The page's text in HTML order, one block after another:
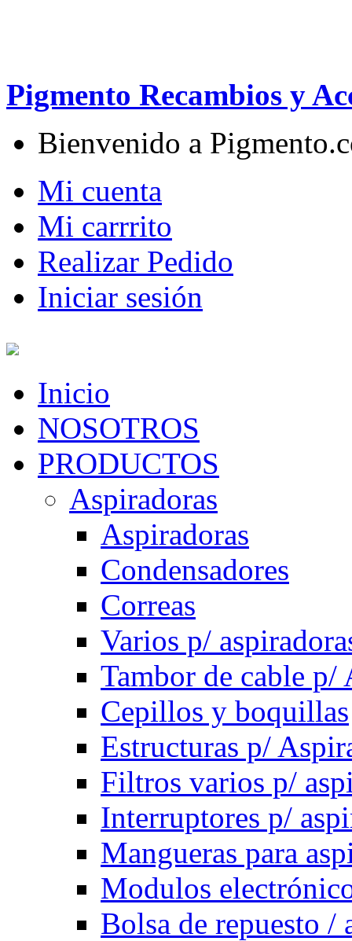
Pigmento Recambios y
Bienvenido a
Mi cuenta
Mi carrrito
Realizar Pedido
Iniciar sesión
Inicio
NOSOTROS
PRODUCTOS
Aspiradoras
Aspiradoras
Condensadores
Correas
Varios p/
Tambor de cable p/
Cepillos y boquillas
Estructuras p/
Filtros varios p/
Interruptores p/
Mangueras para
Modulos
Bolsa de repuesto /